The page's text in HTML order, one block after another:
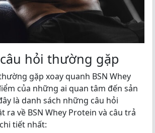
hỏi thường gặp
gặp xoay quanh BSN Whey
của những ai quan tâm đến sản
là danh sách những câu hỏi
ra về BSN Whey Protein và câu trả
tiết nhất: